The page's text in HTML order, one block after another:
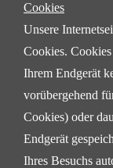
Cookies
Unsere
Cookies.
Ihrem Endgerät
vorübergehend
Cookies) oder
Endgerät
Ihres Besuchs